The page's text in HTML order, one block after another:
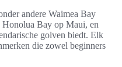
andere Waimea Bay
Bay op Maui, en
golven biedt. Elk
die zowel beginners